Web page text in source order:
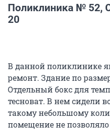
Поликлиника № 52,
20
В данной поликлинике
ремонт. Здание по
Отдельный бокс для
тесноват. В нем сидели
такому небольшому
помещение не